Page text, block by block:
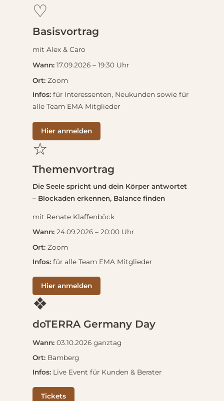
♡
Basisvortrag
mit Alex & Caro
Wann:17.09.2026 – 19:30 Uhr
Ort:Zoom
Infos:für Interessenten, Neukunden sowie für
alle Team EMA Mitglieder
Hier anmelden
☆
Themenvortrag
Die Seele spricht und dein Körper antwortet
– Blockaden erkennen, Balance finden
mit Renate Klaffenböck
Wann:24.09.2026 – 20:00 Uhr
Ort:Zoom
Infos:für alle Team EMA Mitglieder
Hier anmelden
❖
doTERRA Germany Day
Wann:03.10.2026 ganztag
Ort:Bamberg
Infos:Live Event für Kunden & Berater
Tickets